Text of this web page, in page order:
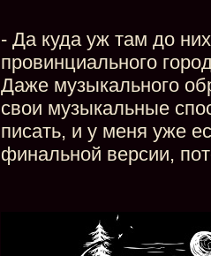
- Да куда уж там до
провинциального
Даже музыкального
свои музыкальные
писать, и у меня уже
финальной версии,